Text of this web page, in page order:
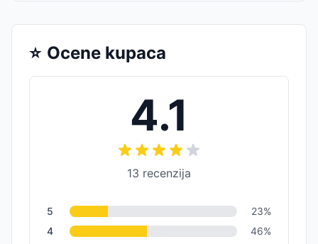
⭐ Ocene kupaca
4.1
13 recenzija
5 23%
4
46%